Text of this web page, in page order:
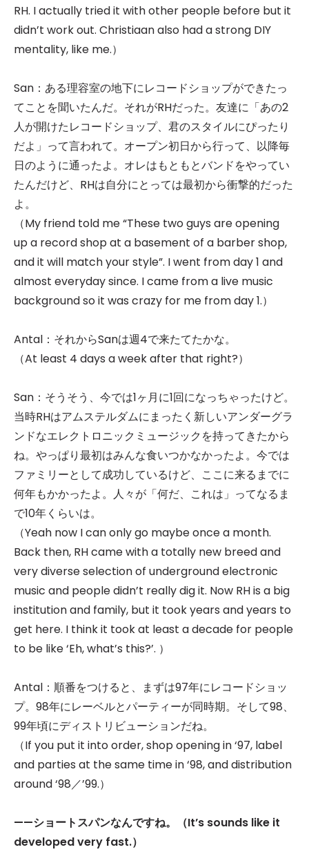
RH. I actually tried it with other people before but it
didn’t work out. Christiaan also had a strong DIY
mentality, like me.）
San：ある理容室の地下にレコードショップができたっ
てことを聞いたんだ。それがRHだった。友達に「あの2
人が開けたレコードショップ、君のスタイルにぴったり
だよ」って言われて。オープン初日から行って、以降毎
日のように通ったよ。オレはもともとバンドをやってい
たんだけど、RHは自分にとっては最初から衝撃的だった
よ。
（My friend told me “These two guys are opening
up a record shop at a basement of a barber shop,
and it will match your style”. I went from day 1 and
almost everyday since. I came from a live music
background so it was crazy for me from day 1.）
Antal：それからSanは週4で来たてたかな。
（At least 4 days a week after that right?）
San：そうそう、今では1ヶ月に1回になっちゃったけど。
当時RHはアムステルダムにまったく新しいアンダーグラ
ンドなエレクトロニックミュージックを持ってきたから
ね。やっぱり最初はみんな食いつかなかったよ。今では
ファミリーとして成功しているけど、ここに来るまでに
何年もかかったよ。人々が「何だ、これは」ってなるま
で10年くらいは。
（Yeah now I can only go maybe once a month.
Back then, RH came with a totally new breed and
very diverse selection of underground electronic
music and people didn’t really dig it. Now RH is a big
institution and family, but it took years and years to
get here. I think it took at least a decade for people
to be like ‘Eh, what’s this?’. ）
Antal：順番をつけると、まずは97年にレコードショッ
プ。98年にレーベルとパーティーが同時期。そして98、
99年頃にディストリビューションだね。
（If you put it into order, shop opening in ‘97, label
and parties at the same time in ‘98, and distribution
around ‘98／’99.）
——ショートスパンなんですね。（It’s sounds like it
developed very fast.）